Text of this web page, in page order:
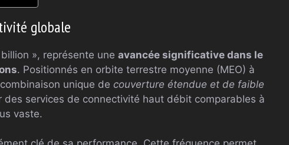
globale
», représente une avancée significative dans le
. Positionnés en orbite terrestre moyenne (MEO) à
unique de couverture étendue et de faible
services de connectivité haut débit comparables à
vaste.